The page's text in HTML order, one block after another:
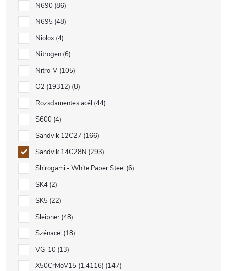
N690 86
N695 48
Niolox 4
Nitrogen 6
Nitro-V 105
O2 (19312) 8
Rozsdamentes acél 44
S600 4
Sandvik 12C27 166
Sandvik 14C28N 293
Shirogami - White Paper Steel 6
SK4 2
SK5 22
Sleipner 48
Szénacél 18
VG-10 13
X50CrMoV15 (1.4116) 147